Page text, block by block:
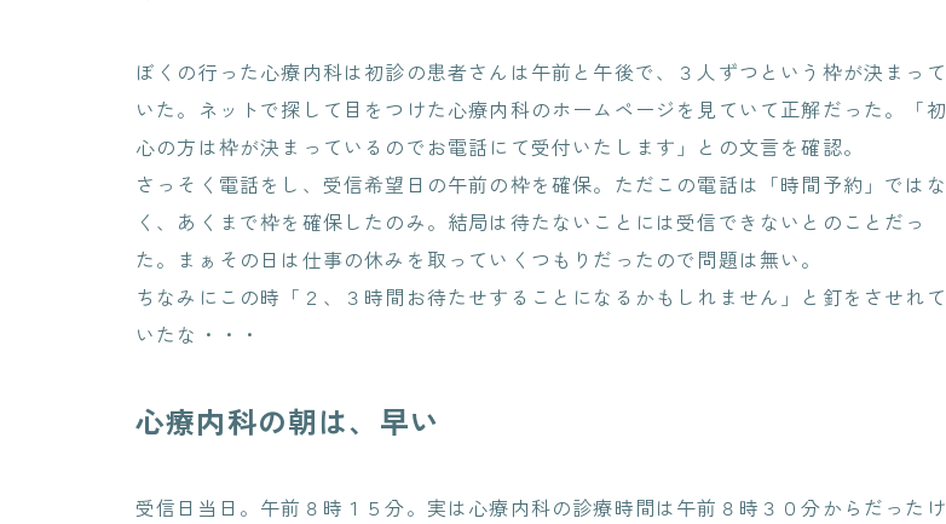
ぼくの行った心療内科は初診の患者さんは午前と午後で、３人ずつという枠が決まって
いた。ネットで探して目をつけた心療内科のホームページを見ていて正解だった。「初
心の方は枠が決まっているのでお電話にて受付いたします」との文言を確認。
さっそく電話をし、受信希望日の午前の枠を確保。ただこの電話は「時間予約」ではな
く、あくまで枠を確保したのみ。結局は待たないことには受信できないとのことだっ
た。まぁその日は仕事の休みを取っていくつもりだったので問題は無い。
ちなみにこの時「２、３時間お待たせすることになるかもしれません」と釘をさせれて
いたな・・・
心療内科の朝は、早い
受信日当日。午前８時１５分。実は心療内科の診療時間は午前８時３０分からだったけ